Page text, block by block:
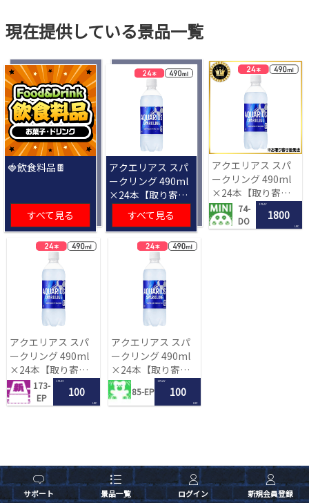
サポート 景品一覧 ログイン 新規会員登録
現在提供している景品一覧
🍓飲食料品🍫
すべて見る
アクエリアス スパ
ークリング 490ml
×24本【取り寄せ
入荷後次第発送】
すべて見る
アクエリアス スパ
ークリング 490ml
×24本【取り寄せ
入荷後次第発送】
74-
DO
1 PLAY
1800
LRC
アクエリアス スパ
ークリング 490ml
×24本【取り寄せ
入荷後次第発送】
173-
EP
1 PLAY
100
LRC
アクエリアス スパ
ークリング 490ml
×24本【取り寄せ
入荷後次第発送】
85-EP
1 PLAY
100
LRC